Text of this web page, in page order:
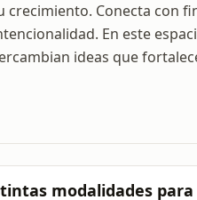
Conecta con
En este
ideas que
modalidades